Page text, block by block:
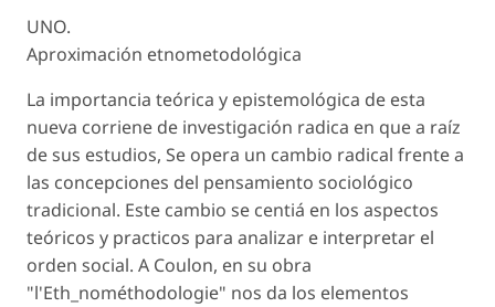
UNO.
Aproximación etnometodológica
La importancia teórica y epistemológica de esta
nueva corriene de investigación radica en que a raíz
de sus estudios, Se opera un cambio radical frente a
las concepciones del pensamiento sociológico
tradicional. Este cambio se centiá en los aspectos
teóricos y practicos para analizar e interpretar el
orden social. A Coulon, en su obra
"l'Eth_nométhodologie" nos da los elementos